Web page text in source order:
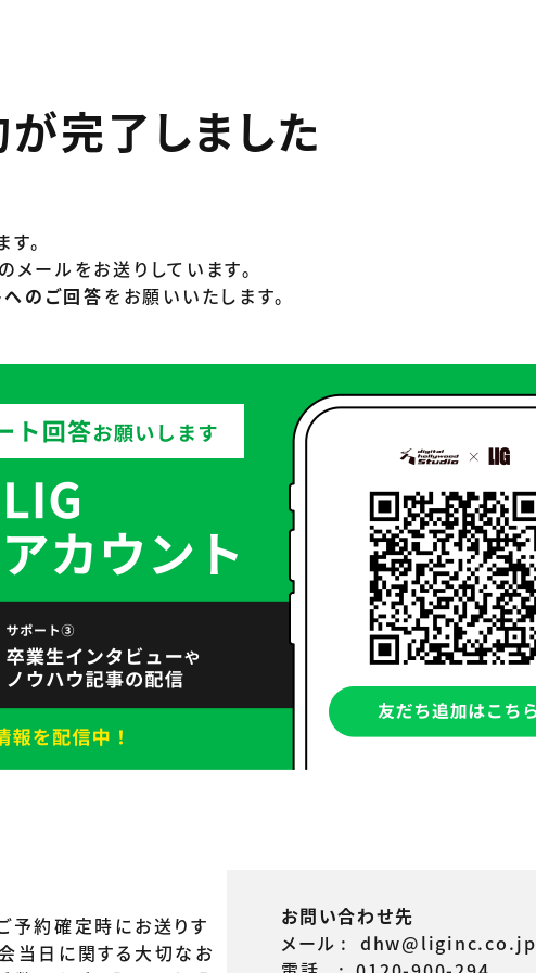
完了しました
。
ールをお送りしています。
のご回答をお願いいたします。
予約確定時にお送りす
当日に関する大切なお
お問い合わせ先
メール : dhw@liginc.co.jp